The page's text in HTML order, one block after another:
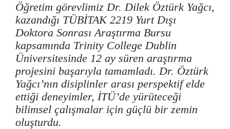
Öğretim görevlimiz Dr. Dilek Öztürk Yağcı,
kazandığı TÜBİTAK 2219 Yurt Dışı
Doktora Sonrası Araştırma Bursu
kapsamında Trinity College Dublin
Üniversitesinde 12 ay süren araştırma
projesini başarıyla tamamladı. Dr. Öztürk
Yağcı’nın disiplinler arası perspektif elde
ettiği deneyimler, İTÜ’de yürüteceği
bilimsel çalışmalar için güçlü bir zemin
oluşturdu.